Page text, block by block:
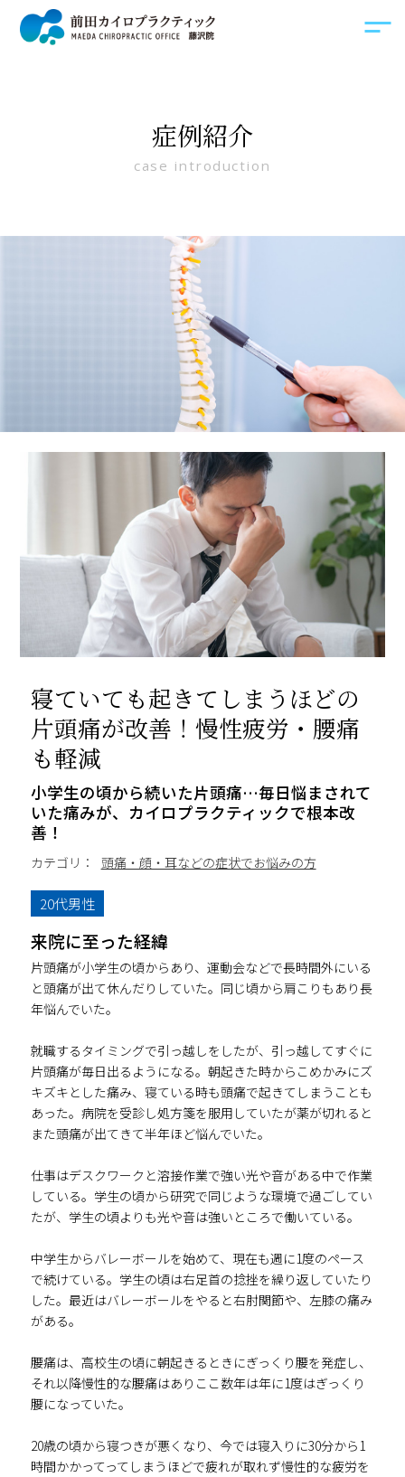
症例紹介
case introduction
寝ていても起きてしまうほどの
片頭痛が改善！慢性疲労・腰痛
も軽減
小学生の頃から続いた片頭痛…毎日悩まされて
いた痛みが、カイロプラクティックで根本改
善！
カテゴリ： 頭痛・顔・耳などの症状でお悩みの方
20代男性
来院に至った経緯
片頭痛が小学生の頃からあり、運動会などで長時間外にいる
と頭痛が出て休んだりしていた。同じ頃から肩こりもあり長
年悩んでいた。
就職するタイミングで引っ越しをしたが、引っ越してすぐに
片頭痛が毎日出るようになる。朝起きた時からこめかみにズ
キズキとした痛み、寝ている時も頭痛で起きてしまうことも
あった。病院を受診し処方箋を服用していたが薬が切れると
また頭痛が出てきて半年ほど悩んでいた。
仕事はデスクワークと溶接作業で強い光や音がある中で作業
している。学生の頃から研究で同じような環境で過ごしてい
たが、学生の頃よりも光や音は強いところで働いている。
中学生からバレーボールを始めて、現在も週に1度のペース
で続けている。学生の頃は右足首の捻挫を繰り返していたり
した。最近はバレーボールをやると右肘関節や、左膝の痛み
がある。
腰痛は、高校生の頃に朝起きるときにぎっくり腰を発症し、
それ以降慢性的な腰痛はありここ数年は年に1度はぎっくり
腰になっていた。
20歳の頃から寝つきが悪くなり、今では寝入りに30分から1
時間かかってってしまうほどで疲れが取れず慢性的な疲労を